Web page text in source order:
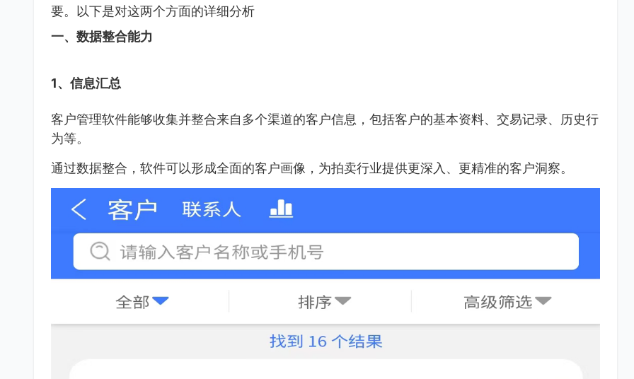
要。以下是对这两个方面的详细分析
一、数据整合能力
1、信息汇总
客户管理软件能够收集并整合来自多个渠道的客户信息，包括客户的基本资料、交易记录、历史行
为等。
通过数据整合，软件可以形成全面的客户画像，为拍卖行业提供更深入、更精准的客户洞察。